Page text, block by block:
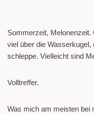
Sommerzeit,
viel über die
schleppe. Vielleicht sind
Volltreffer.
Was mich am meisten bei